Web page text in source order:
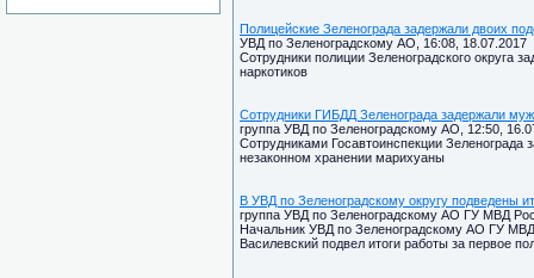
Полицейские Зеленограда задержали двоих
УВД по Зеленоградскому АО, 16:08, 18.07.2017
Сотрудники полиции Зеленоградского округа
наркотиков
Сотрудники ГИБДД Зеленограда задержали
группа УВД по Зеленоградскому АО, 12:50,
Сотрудниками Госавтоинспекции
незаконном хранении марихуаны
В УВД по Зеленоградскому округу подведены
группа УВД по Зеленоградскому АО ГУ МВД
Начальник УВД по Зеленоградскому АО ГУ
Василевский подвел итоги работы за первое